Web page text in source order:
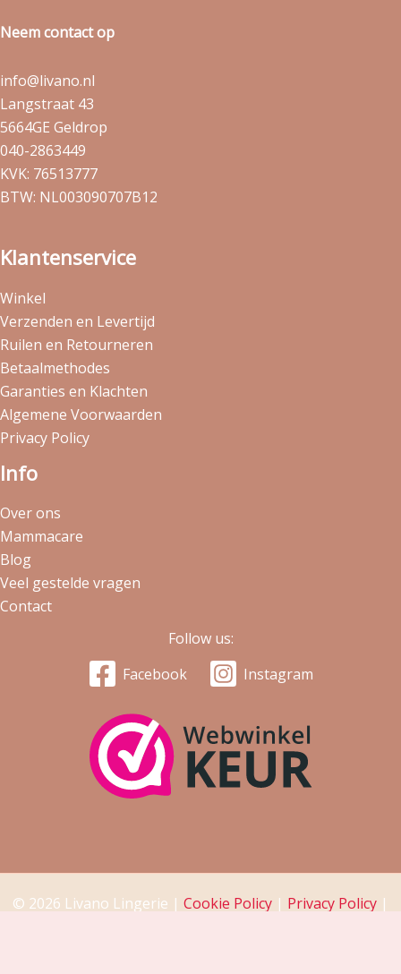
Neem contact op
info@livano.nl
Langstraat 43
5664GE Geldrop
040-2863449
KVK: 76513777
BTW: NL003090707B12
Klantenservice
Winkel
Verzenden en Levertijd
Ruilen en Retourneren
Betaalmethodes
Garanties en Klachten
Algemene Voorwaarden
Privacy Policy
Info
Over ons
Mammacare
Blog
Veel gestelde vragen
Contact
Follow us:
Facebook
Instagram
© 2026 Livano Lingerie | Cookie Policy | Privacy Policy |